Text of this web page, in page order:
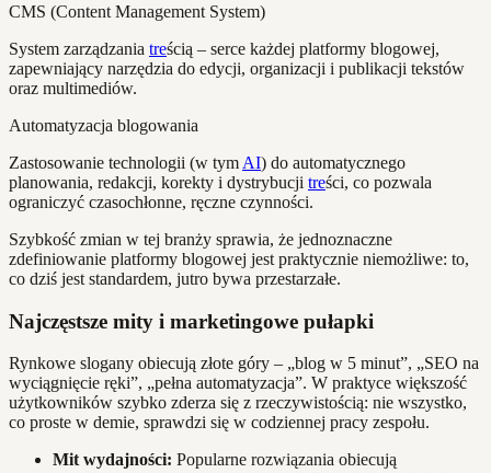
CMS (Content Management System)
System zarządzania treścią – serce każdej platformy blogowej,
zapewniający narzędzia do edycji, organizacji i publikacji tekstów
oraz multimediów.
Automatyzacja blogowania
Zastosowanie technologii (w tym AI) do automatycznego
planowania, redakcji, korekty i dystrybucji treści, co pozwala
ograniczyć czasochłonne, ręczne czynności.
Szybkość zmian w tej branży sprawia, że jednoznaczne
zdefiniowanie platformy blogowej jest praktycznie niemożliwe: to,
co dziś jest standardem, jutro bywa przestarzałe.
Najczęstsze mity i marketingowe pułapki
Rynkowe slogany obiecują złote góry – „blog w 5 minut”, „SEO na
wyciągnięcie ręki”, „pełna automatyzacja”. W praktyce większość
użytkowników szybko zderza się z rzeczywistością: nie wszystko,
co proste w demie, sprawdzi się w codziennej pracy zespołu.
Mit wydajności: Popularne rozwiązania obiecują